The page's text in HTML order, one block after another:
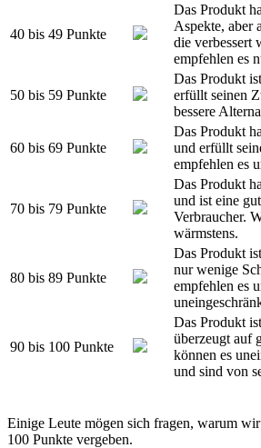
40 bis 49 Punkte
Das Produkt
Aspekte, aber
die verbessert
empfehlen es
50 bis 59 Punkte
Das Produkt
erfüllt seinen
bessere
60 bis 69 Punkte
Das Produkt
und erfüllt
empfehlen es
70 bis 79 Punkte
Das Produkt
und ist eine
Verbraucher.
wärmstens.
80 bis 89 Punkte
Das Produkt
nur wenige
empfehlen es
90 bis 100 Punkte
Das Produkt
überzeugt auf
können es
und sind von
Einige Leute mögen sich fragen, warum
100 Punkte vergeben.